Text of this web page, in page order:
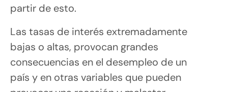
partir de esto.
Las tasas de interés extremadamente
bajas o altas, provocan grandes
consecuencias en el desempleo de un
país y en otras variables que pueden